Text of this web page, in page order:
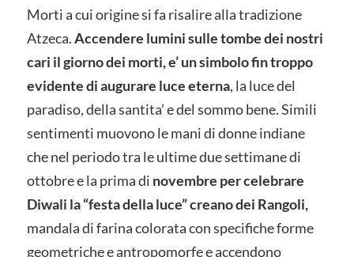
Morti a cui origine si fa risalire alla tradizione
Atzeca.Accendere lumini sulle tombe dei nostri
cari il giorno dei morti, e’ un simbolo fin troppo
evidente di augurare luce eterna, la luce del
paradiso, della santita’ e del sommo bene. Simili
sentimenti muovono le mani di donne indiane
che nel periodo tra le ultime due settimane di
ottobre e la prima di novembre per celebrare
Diwali la “festa della luce” creano dei Rangoli,
mandala di farina colorata con specifiche forme
geometriche e antropomorfe e accendono